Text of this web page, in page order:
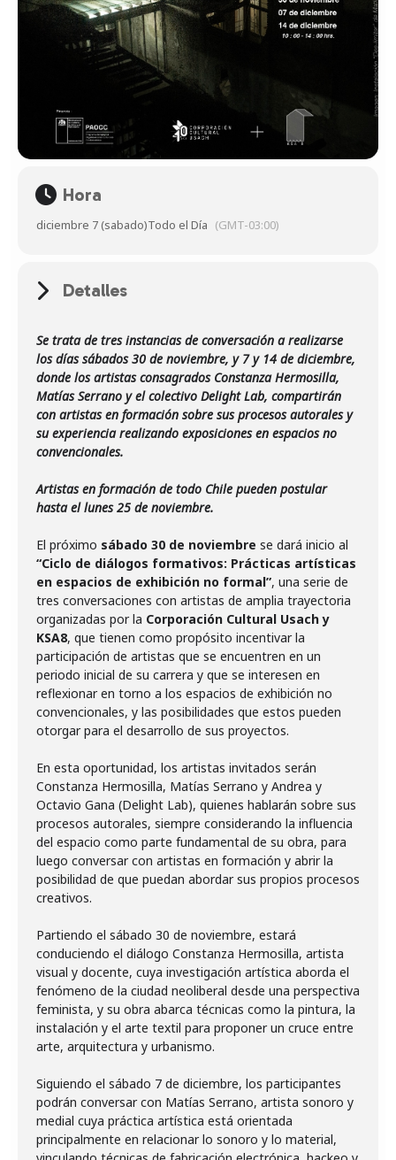
Hora
diciembre 7 (sabado)Todo el Día (GMT-03:00)
Detalles
Se trata de tres instancias de conversación a realizarse
los días sábados 30 de noviembre, y 7 y 14 de diciembre,
donde los artistas consagrados Constanza Hermosilla,
Matías Serrano y el colectivo Delight Lab, compartirán
con artistas en formación sobre sus procesos autorales y
su experiencia realizando exposiciones en espacios no
convencionales.
Artistas en formación de todo Chile pueden postular
hasta el lunes 25 de noviembre.
El próximo sábado 30 de noviembre se dará inicio al
“Ciclo de diálogos formativos: Prácticas artísticas
en espacios de exhibición no formal”, una serie de
tres conversaciones con artistas de amplia trayectoria
organizadas por la Corporación Cultural Usach y
KSA8, que tienen como propósito incentivar la
participación de artistas que se encuentren en un
periodo inicial de su carrera y que se interesen en
reflexionar en torno a los espacios de exhibición no
convencionales, y las posibilidades que estos pueden
otorgar para el desarrollo de sus proyectos.
En esta oportunidad, los artistas invitados serán
Constanza Hermosilla, Matías Serrano y Andrea y
Octavio Gana (Delight Lab), quienes hablarán sobre sus
procesos autorales, siempre considerando la influencia
del espacio como parte fundamental de su obra, para
luego conversar con artistas en formación y abrir la
posibilidad de que puedan abordar sus propios procesos
creativos.
Partiendo el sábado 30 de noviembre, estará
conduciendo el diálogo Constanza Hermosilla, artista
visual y docente, cuya investigación artística aborda el
fenómeno de la ciudad neoliberal desde una perspectiva
feminista, y su obra abarca técnicas como la pintura, la
instalación y el arte textil para proponer un cruce entre
arte, arquitectura y urbanismo.
Siguiendo el sábado 7 de diciembre, los participantes
podrán conversar con Matías Serrano, artista sonoro y
medial cuya práctica artística está orientada
principalmente en relacionar lo sonoro y lo material,